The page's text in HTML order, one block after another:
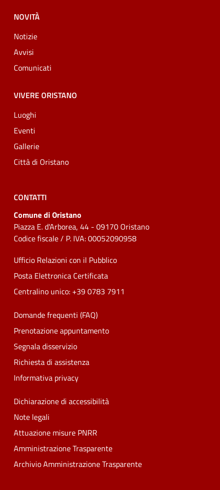
NOVITÀ
Notizie
Avvisi
Comunicati
VIVERE ORISTANO
Luoghi
Eventi
Gallerie
Città di Oristano
CONTATTI
Comune di Oristano
Piazza E. d'Arborea, 44 - 09170 Oristano
Codice fiscale / P. IVA: 00052090958
Ufficio Relazioni con il Pubblico
Posta Elettronica Certificata
Centralino unico: +39 0783 7911
Domande frequenti (FAQ)
Prenotazione appuntamento
Segnala disservizio
Richiesta di assistenza
Informativa privacy
Dichiarazione di accessibilità
Note legali
Attuazione misure PNRR
Amministrazione Trasparente
Archivio Amministrazione Trasparente